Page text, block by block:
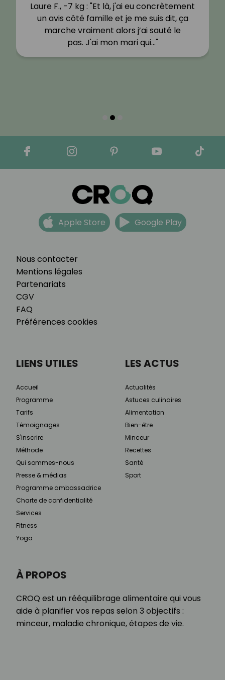
Laure F., -7 kg : "Et là, j'ai eu concrètement
un avis côté famille et je me suis dit, ça
marche vraiment alors j’ai sauté le
pas. J'ai mon mari qui…"
Nous contacter
Mentions légales
Partenariats
CGV
FAQ
Préférences cookies
Apple Store Google Play
À PROPOS
CROQ est un rééquilibrage alimentaire qui vous
aide à planifier vos repas selon 3 objectifs :
minceur, maladie chronique, étapes de vie.
LIENS UTILES
Accueil
Programme
Tarifs
Témoignages
S'inscrire
Méthode
Qui sommes-nous
Presse & médias
Programme ambassadrice
Charte de confidentialité
Services
Fitness
Yoga
LES ACTUS
Actualités
Astuces culinaires
Alimentation
Bien-être
Minceur
Recettes
Santé
Sport